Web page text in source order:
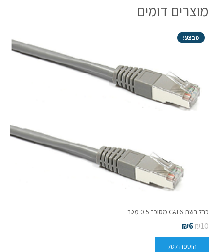
0.25
10
יחידות
מוצרים דומים
מבצע!
כבל רשת CAT6 מסוכך 0.5 מטר
₪10
₪6
הוספה לסל